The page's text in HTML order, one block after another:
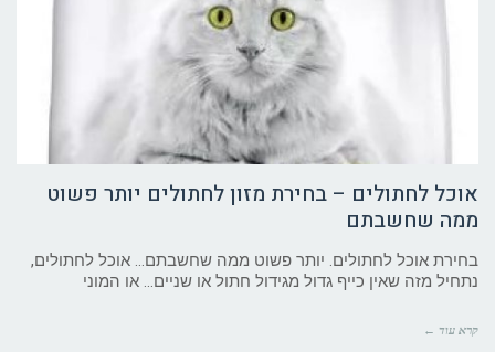
אוכל לחתולים – בחירת מזון לחתולים יותר פשוט
ממה שחשבתם
בחירת אוכל לחתולים. יותר פשוט ממה שחשבתם… אוכל לחתולים,
נתחיל מזה שאין כייף גדול מגידול חתול או שניים… או המוני
קרא עוד ←